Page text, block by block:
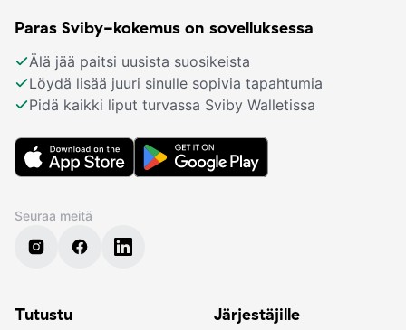
Paras Sviby-kokemus on sovelluksessa
Älä jää paitsi uusista suosikeista
Löydä lisää juuri sinulle sopivia tapahtumia
Pidä kaikki liput turvassa Sviby Walletissa
Seuraa meitä
Tutustu Järjestäjille